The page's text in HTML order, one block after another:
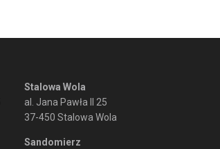
Stalowa Wola
al. Jana Pawła II 25
37-450 Stalowa Wola
Sandomierz